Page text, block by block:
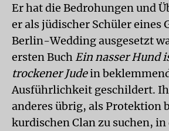
Er hat die Bedrohungen und
er als jüdischer Schüler eines
Berlin-Wedding ausgesetzt
ersten Buch Ein nasser Hund
trockener Judein
Ausführlichkeit geschildert.
anderes übrig, als Protektion
kurdischen Clan zu suchen, in